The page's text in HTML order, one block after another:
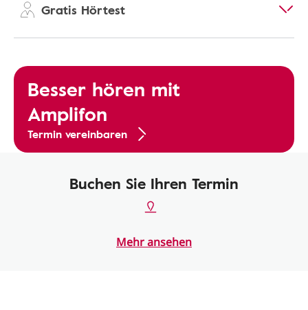
Gratis Hörtest
Besser hören mit
Amplifon
Termin vereinbaren
Buchen Sie Ihren Termin
Mehr ansehen